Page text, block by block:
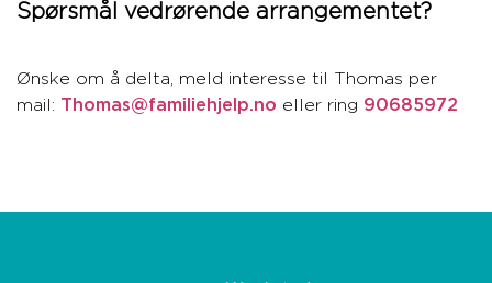
Spørsmål vedrørende arrangementet?
Ønske om å delta, meld interesse til Thomas per
mail: Thomas@familiehjelp.no eller ring 90685972